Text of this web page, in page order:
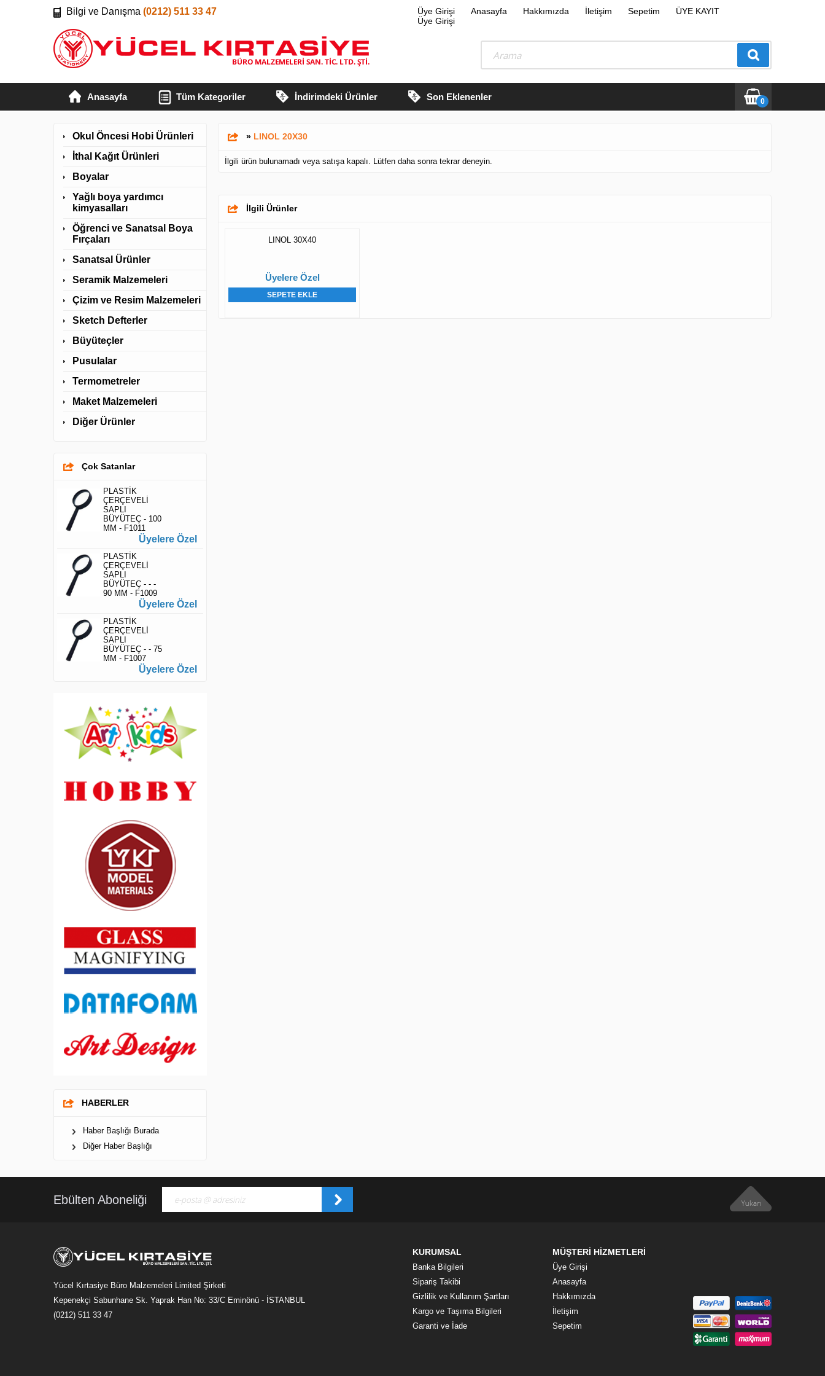
Bilgi ve Danışma (0212) 511 33 47 Üye Girişi Anasayfa Hakkımızda İletişim Sepetim
ÜYE KAYIT
Üye Girişi
Anasayfa Tüm Kategoriler İndirimdeki Ürünler Son Eklenenler 0
Okul Öncesi Hobi Ürünleri
İthal Kağıt Ürünleri
Boyalar
Yağlı boya yardımcı
kimyasalları
Öğrenci ve Sanatsal Boya
Fırçaları
Sanatsal Ürünler
Seramik Malzemeleri
Çizim ve Resim Malzemeleri
Sketch Defterler
Büyüteçler
Pusulalar
Termometreler
Maket Malzemeleri
Diğer Ürünler
Çok Satanlar
PLASTİK
ÇERÇEVELİ
SAPLI
BÜYÜTEÇ - 100
MM - F1011
Üyelere Özel
PLASTİK
ÇERÇEVELİ
SAPLI
BÜYÜTEÇ - - -
90 MM - F1009
Üyelere Özel
PLASTİK
ÇERÇEVELİ
SAPLI
BÜYÜTEÇ - - 75
MM - F1007
Üyelere Özel
HABERLER
Haber Başlığı Burada
Diğer Haber Başlığı
» LINOL 20X30
İlgili ürün bulunamadı veya satışa kapalı. Lütfen daha sonra tekrar deneyin.
İlgili Ürünler
LINOL 30X40
Üyelere Özel
SEPETE EKLE
Ebülten Aboneliği
Yücel Kırtasiye Büro Malzemeleri Limited Şirketi
Kepenekçi Sabunhane Sk. Yaprak Han No: 33/C Eminönü - İSTANBUL
(0212) 511 33 47
KURUMSAL
Banka Bilgileri
Sipariş Takibi
Gizlilik ve Kullanım Şartları
Kargo ve Taşıma Bilgileri
Garanti ve İade
MÜŞTERİ HİZMETLERİ
Üye Girişi
Anasayfa
Hakkımızda
İletişim
Sepetim